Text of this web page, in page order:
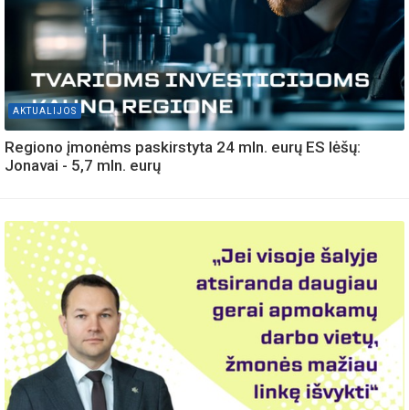
AKTUALIJOS
Regiono įmonėms paskirstyta 24 mln. eurų ES lėšų:
Jonavai - 5,7 mln. eurų